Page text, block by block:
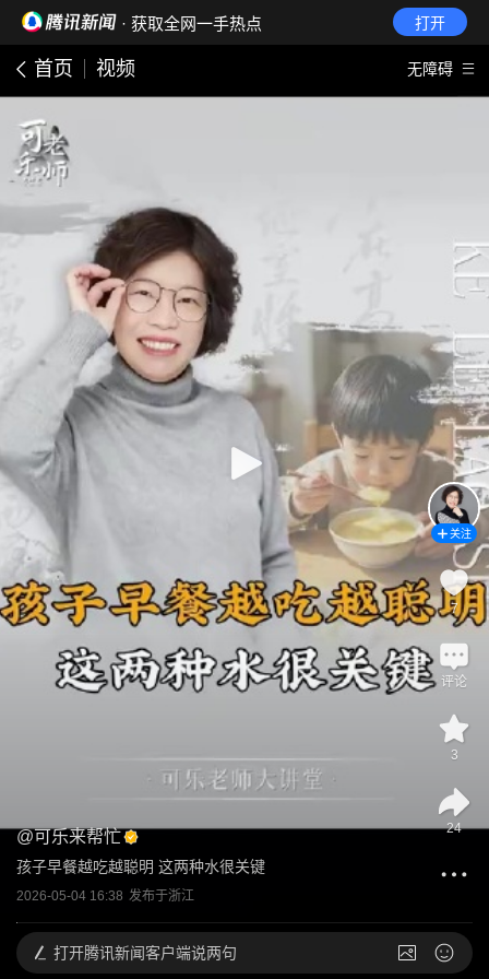
· 获取全网一手热点 打开
首页 视频 无障碍
@可乐来帮忙
孩子早餐越吃越聪明 这两种水很关键
2026-05-04 16:38 发布于浙江
关注
7
评论
3
24
打开腾讯新闻客户端说两句